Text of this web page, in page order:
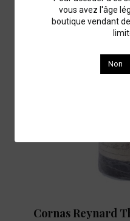
vous avez l'âge
boutique vendant
Non
Cornas Reynard